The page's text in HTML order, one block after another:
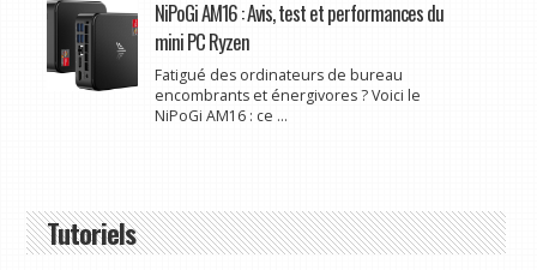
NiPoGi AM16 : Avis, test et performances du
mini PC Ryzen
Fatigué des ordinateurs de bureau
encombrants et énergivores ? Voici le
NiPoGi AM16 : ce ...
Tutoriels